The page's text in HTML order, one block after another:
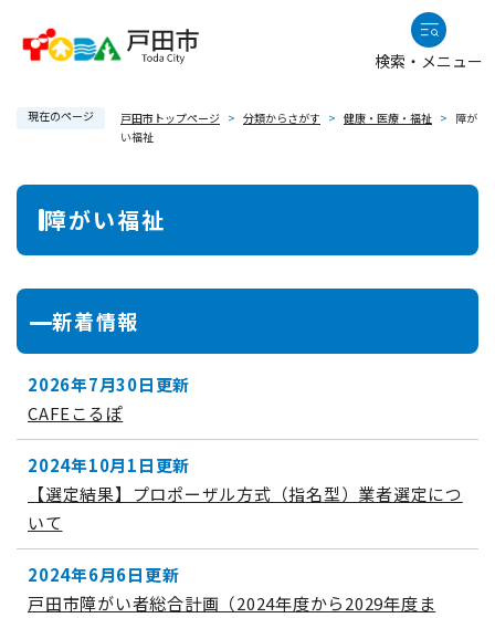
検索・メニュー
現在のページ 戸田市トップページ > 分類からさがす > 健康・医療・福祉 > 障が
い福祉
本
障がい福祉
新着情報
2026年7月30日更新
CAFEこるぽ
2024年10月1日更新
【選定結果】プロポーザル方式（指名型）業者選定につ
いて
2024年6月6日更新
戸田市障がい者総合計画（2024年度から2029年度ま